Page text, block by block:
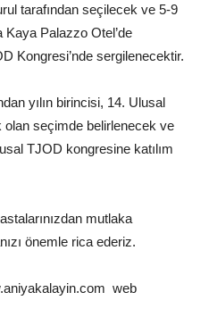
tarafından seçilecek ve 5-9
Palazzo Otel’de
Kongresi’nde sergilenecektir.
yılın birincisi, 14. Ulusal
olan seçimde belirlenecek ve
TJOD kongresine katılım
mutlaka
önemle rica ederiz.
web